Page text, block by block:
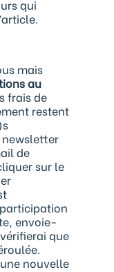
qui
mais
au
frais de
restent
de
sur le
envoie-
que
nouvelle